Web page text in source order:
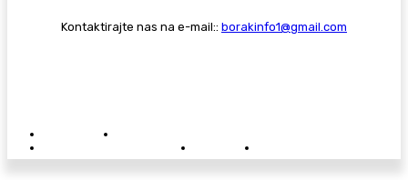
Kontaktirajte nas na e-mail:: borakinfo1@gmail.com